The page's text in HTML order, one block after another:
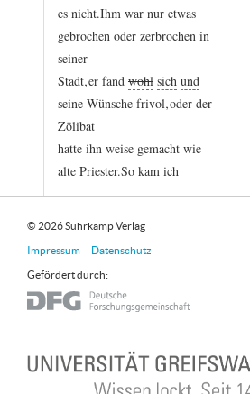
es nicht.Ihm war nur etwas
gebrochen oder zerbrochen in
seiner
Stadt‚er fand wohl sich und
seine Wünsche frivol‚oder der
Zölibat
hatte ihn weise gemacht wie
alte Priester.So kam ich
© 2026 Suhrkamp Verlag
Impressum Datenschutz
Gefördert durch: